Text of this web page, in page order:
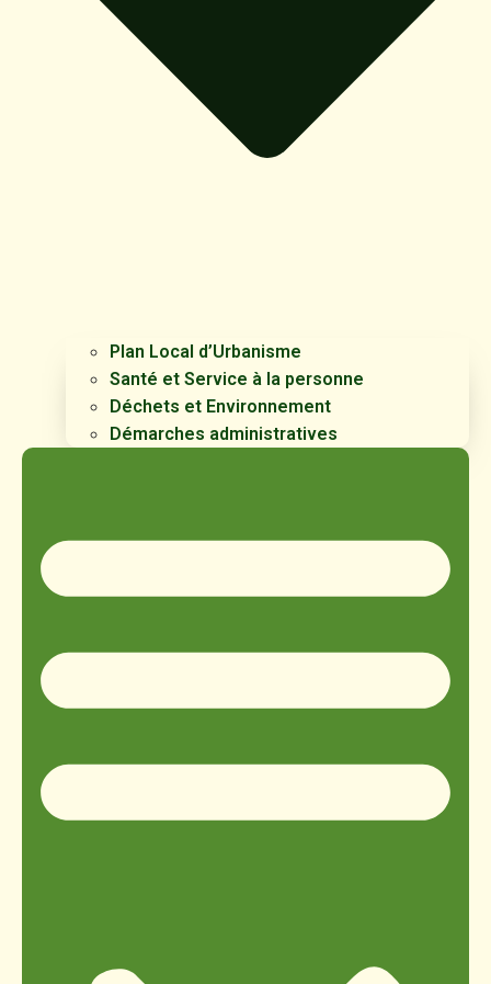
Plan Local d’Urbanisme
Santé et Service à la personne
Déchets et Environnement
Démarches administratives